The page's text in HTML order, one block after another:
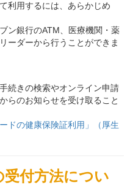
利用するには、あらかじめ
ン銀行のATM、医療機関・薬
ーダーから行うことができま
続きの検索やオンライン申請
らのお知らせを受け取ること
ドの健康保険証利用」（厚生
受付方法につい